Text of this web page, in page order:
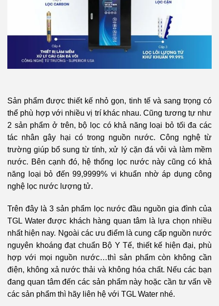
Sản phẩm được thiết kế nhỏ gọn, tinh tế và sang trọng có
thể phù hợp với nhiều vị trí khác nhau.Cũng tương tự như
2 sản phẩm ở trên, bộ lọc có khả năng loại bỏ tối đa các
tác nhân gây hại có trong nguồn nước. Công nghệ từ
trường giúp bổ sung từ tính, xử lý cặn đá vôi và làm mềm
nước. Bên cạnh đó, hệ thống lọc nước này cũng có khả
năng loại bỏ đến 99,9999% vi khuẩn nhờ áp dụng công
nghệ lọc nước lượng tử.
Trên đây là 3 sản phẩm lọc nước đầu nguồn gia đình của
TGL Water được khách hàng quan tâm là lựa chọn nhiều
nhất hiện nay. Ngoài các ưu điểm là cung cấp nguồn nước
nguyên khoáng đạt chuẩn Bộ Y Tế, thiết kế hiện đại, phù
hợp với mọi nguồn nước…thì sản phẩm còn không cần
điện, không xả nước thải và không hóa chất. Nếu các bạn
đang quan tâm đến các sản phẩm này hoặc cần tư vấn về
các sản phẩm thì hãy liên hệ với TGL Water nhé.